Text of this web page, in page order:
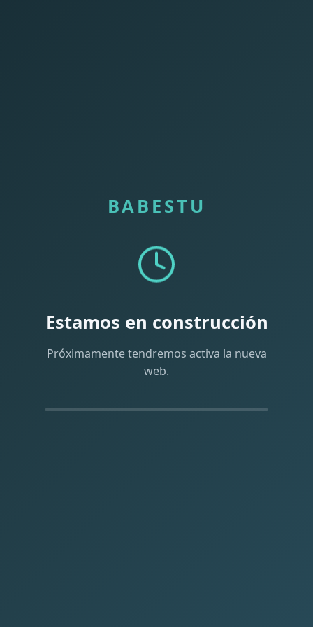
BABESTU
Estamos en construcción
Próximamente tendremos activa la nueva
web.